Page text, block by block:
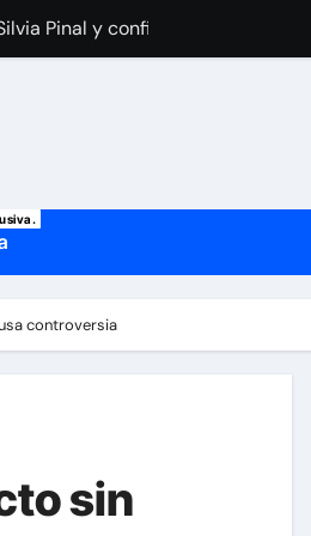
La Más Viral? El cantante
esposo y su actual marido
controversia
sin